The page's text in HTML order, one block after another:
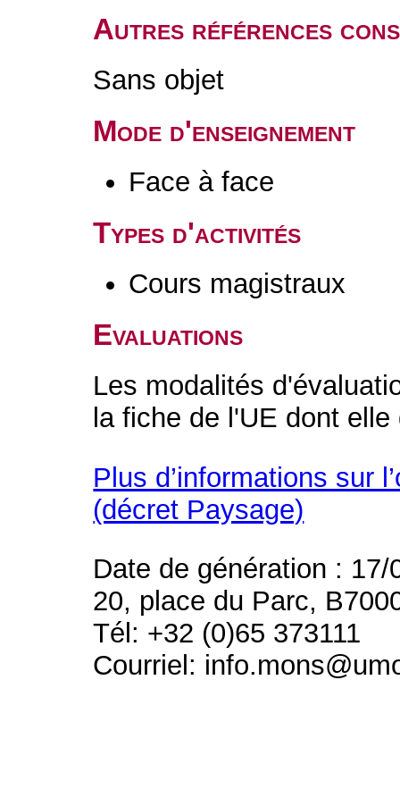
Autres références
Sans objet
Mode d'enseignement
Face à face
Types d'activités
Cours magistraux
Evaluations
Les modalités
la fiche de l'UE dont elle
Plus d’informations sur
(décret Paysage)
Date de génération : 17/
20, place du Parc,
Tél: +32 (0)65 373111
Courriel: